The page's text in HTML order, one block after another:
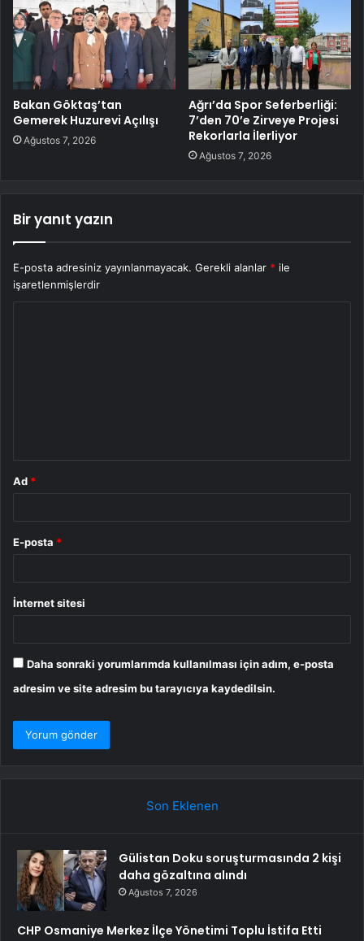
Bakan Göktaş’tan
Gemerek Huzurevi Açılışı
Ağustos 7, 2026
Ağrı’da Spor Seferberliği:
7’den 70’e Zirveye Projesi
Rekorlarla İlerliyor
Ağustos 7, 2026
Bir yanıt yazın
E-posta adresiniz yayınlanmayacak. Gerekli alanlar * ile
işaretlenmişlerdir
Ad *
E-posta *
İnternet sitesi
Daha sonraki yorumlarımda kullanılması için adım, e-posta
adresim ve site adresim bu tarayıcıya kaydedilsin.
Son Eklenen
Gülistan Doku soruşturmasında 2 kişi
daha gözaltına alındı
Ağustos 7, 2026
CHP Osmaniye Merkez İlçe Yönetimi Toplu İstifa Etti